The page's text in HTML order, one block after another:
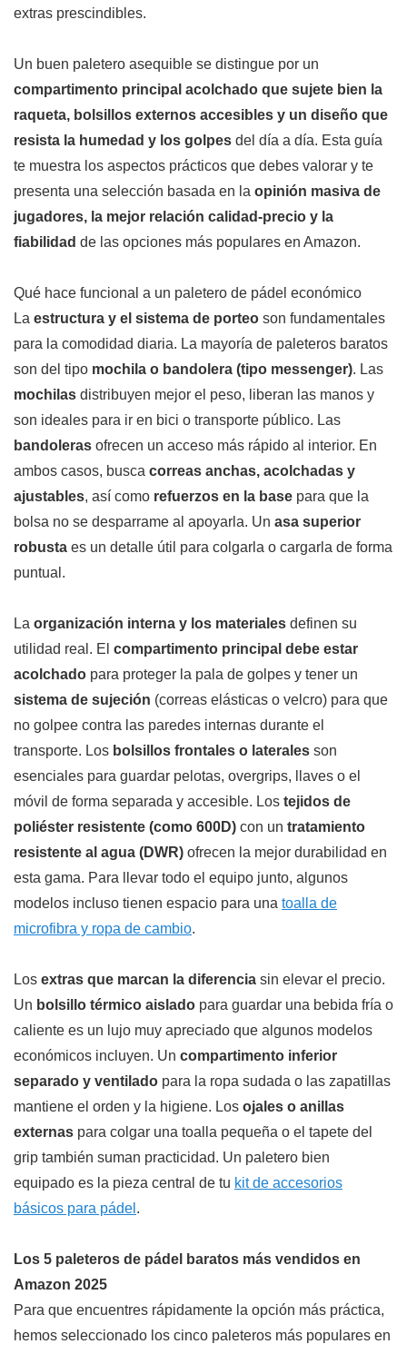
extras prescindibles.
Un buen paletero asequible se distingue por un
compartimento principal acolchado que sujete bien la
raqueta, bolsillos externos accesibles y un diseño que
resista la humedad y los golpes del día a día. Esta guía
te muestra los aspectos prácticos que debes valorar y te
presenta una selección basada en la opinión masiva de
jugadores, la mejor relación calidad-precio y la
fiabilidad de las opciones más populares en Amazon.
Qué hace funcional a un paletero de pádel económico
La estructura y el sistema de porteo son fundamentales
para la comodidad diaria. La mayoría de paleteros baratos
son del tipo mochila o bandolera (tipo messenger). Las
mochilas distribuyen mejor el peso, liberan las manos y
son ideales para ir en bici o transporte público. Las
bandoleras ofrecen un acceso más rápido al interior. En
ambos casos, busca correas anchas, acolchadas y
ajustables, así como refuerzos en la base para que la
bolsa no se desparrame al apoyarla. Un asa superior
robusta es un detalle útil para colgarla o cargarla de forma
puntual.
La organización interna y los materiales definen su
utilidad real. El compartimento principal debe estar
acolchado para proteger la pala de golpes y tener un
sistema de sujeción (correas elásticas o velcro) para que
no golpee contra las paredes internas durante el
transporte. Los bolsillos frontales o laterales son
esenciales para guardar pelotas, overgrips, llaves o el
móvil de forma separada y accesible. Los tejidos de
poliéster resistente (como 600D) con un tratamiento
resistente al agua (DWR) ofrecen la mejor durabilidad en
esta gama. Para llevar todo el equipo junto, algunos
modelos incluso tienen espacio para una toalla de
microfibra y ropa de cambio.
Los extras que marcan la diferencia sin elevar el precio.
Un bolsillo térmico aislado para guardar una bebida fría o
caliente es un lujo muy apreciado que algunos modelos
económicos incluyen. Un compartimento inferior
separado y ventilado para la ropa sudada o las zapatillas
mantiene el orden y la higiene. Los ojales o anillas
externas para colgar una toalla pequeña o el tapete del
grip también suman practicidad. Un paletero bien
equipado es la pieza central de tu kit de accesorios
básicos para pádel .
Los 5 paleteros de pádel baratos más vendidos en
Amazon 2025
Para que encuentres rápidamente la opción más práctica,
hemos seleccionado los cinco paleteros más populares en